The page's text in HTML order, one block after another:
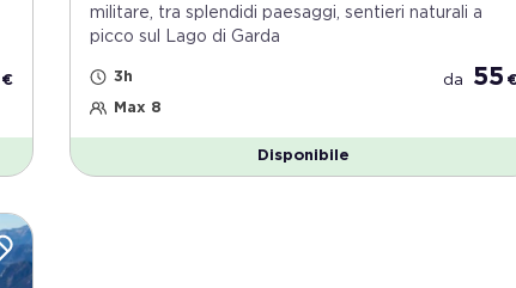
€
militare, tra splendidi paesaggi, sentieri naturali a
picco sul Lago di Garda
3h
Max 8
da 55
Disponibile